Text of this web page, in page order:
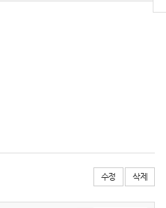
수정 삭제